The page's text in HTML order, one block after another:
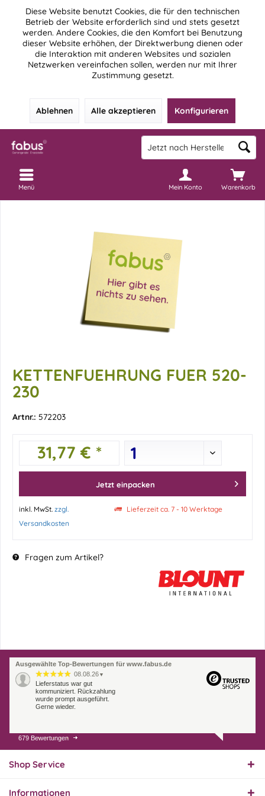
Diese Website benutzt Cookies, die für den technischen
Betrieb der Website erforderlich sind und stets gesetzt
werden. Andere Cookies, die den Komfort bei Benutzung
dieser Website erhöhen, der Direktwerbung dienen oder
die Interaktion mit anderen Websites und sozialen
Netzwerken vereinfachen sollen, werden nur mit Ihrer
Zustimmung gesetzt.
Ablehnen Alle akzeptieren Konfigurieren
Warenkorb
Mein Konto
Menü
KETTENFUEHRUNG FUER 520-
230
Artnr.: 572203
31,77 € *
Jetzt einpacken
inkl. MwSt. zzgl.
Versandkosten
Lieferzeit ca. 7 - 10 Werktage
Fragen zum Artikel?
Ausgewählte Top-Bewertungen für www.fabus.de
08.08.26 ▼
Lieferstatus war gut
kommuniziert. Rückzahlung
wurde prompt ausgeführt.
Gerne wieder.
07.08.26
Endlich das richtige
679 Bewertungen
Shop Service
Informationen